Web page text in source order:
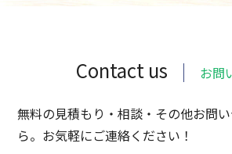
Contact us お問
無料の見積もり・相談・その他お問
ら。お気軽にご連絡ください！